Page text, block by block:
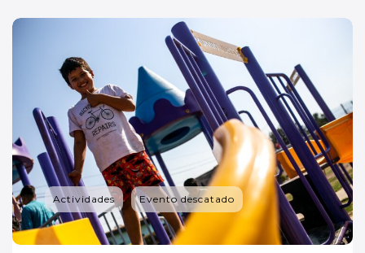
Actividades Evento descatado